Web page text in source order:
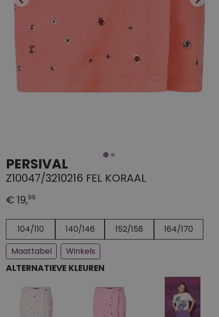
PERSIVAL
Z10047/3210216 FEL KORAAL
€ 19,99
Een paar stuks op voorraad
Bijna uitverkocht
104/110 140/146 152/158
164/170
Maattabel
Winkels
ALTERNATIEVE KLEUREN